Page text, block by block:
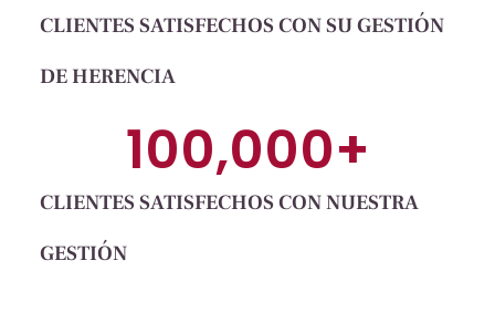
CLIENTES SATISFECHOS CON SU GESTIÓN
DE HERENCIA
CLIENTES SATISFECHOS CON NUESTRA
GESTIÓN
100,000+